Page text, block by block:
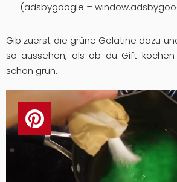
(adsbygoogle =
Gib zuerst die grüne Gelatine dazu
so aussehen, als ob du Gift
schön grün.